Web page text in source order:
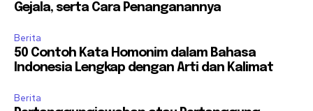
Gejala, serta Cara Penanganannya
Berita
50 Contoh Kata Homonim dalam Bahasa
Indonesia Lengkap dengan Arti dan Kalimat
Berita